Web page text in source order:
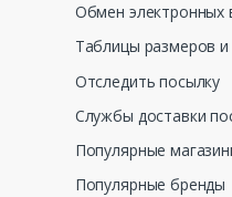
Обмен электронных
Таблицы размеров и
Отследить посылку
Службы доставки
Популярные
Популярные бренды